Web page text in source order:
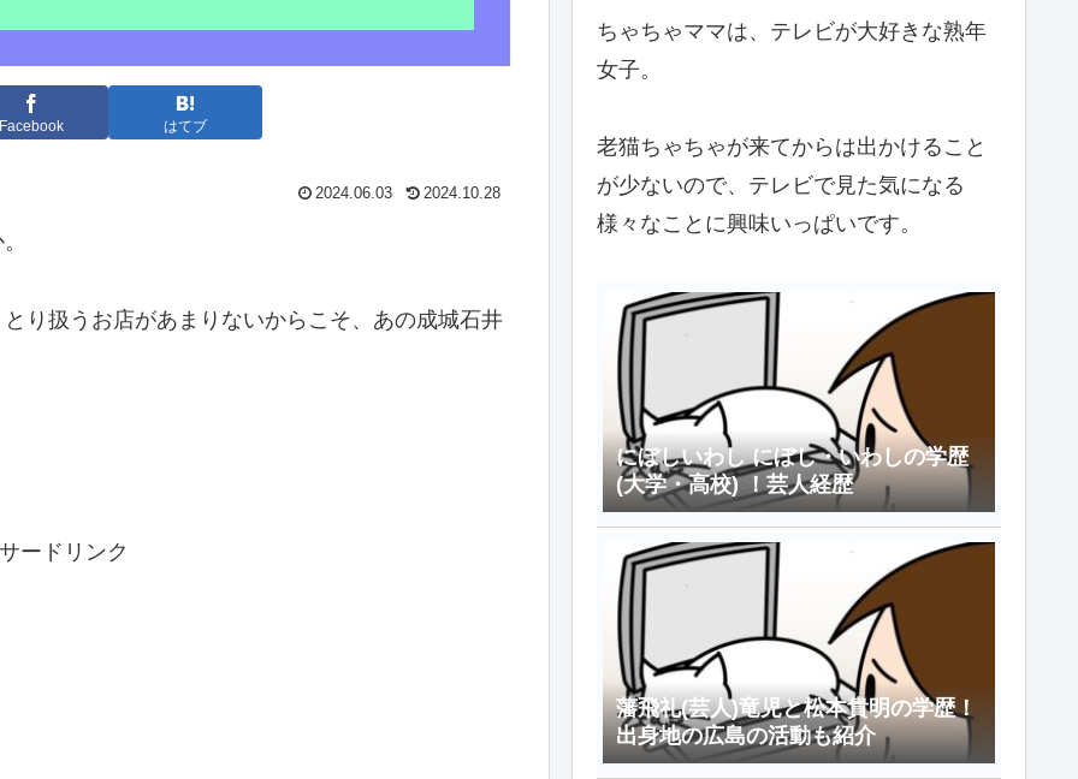
Facebook はてブ
2024.06.03 2024.10.28
り扱うお店があまりないからこそ、あの成城石井
ードリンク
ちゃちゃママは、テレビが大好きな熟年
女子。
老猫ちゃちゃが来てからは出かけること
が少ないので、テレビで見た気になる
様々なことに興味いっぱいです。
にぼしいわし にぼし・いわしの学歴
(大学・高校) ！芸人経歴
藩飛礼(芸人)竜児と松本貴明の学歴！
出身地の広島の活動も紹介